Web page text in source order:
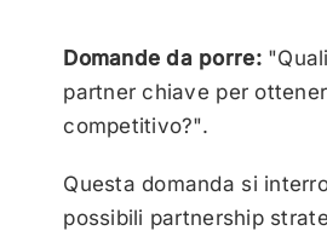
Domande da porre:
partner chiave per
competitivo?".
Questa domanda si
possibili partnership